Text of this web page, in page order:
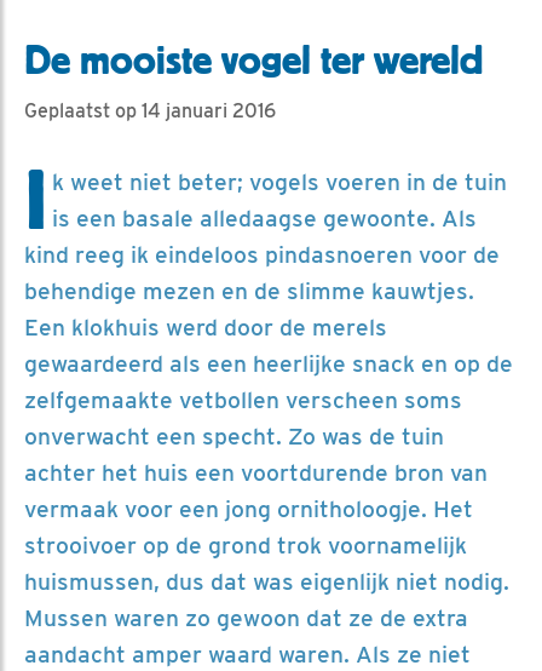
De mooiste vogel ter wereld
Geplaatst op 14 januari 2016
I k weet niet beter; vogels voeren in de tuin
is een basale alledaagse gewoonte. Als
kind reeg ik eindeloos pindasnoeren voor de
behendige mezen en de slimme kauwtjes.
Een klokhuis werd door de merels
gewaardeerd als een heerlijke snack en op de
zelfgemaakte vetbollen verscheen soms
onverwacht een specht. Zo was de tuin
achter het huis een voortdurende bron van
vermaak voor een jong ornitholoogje. Het
strooivoer op de grond trok voornamelijk
huismussen, dus dat was eigenlijk niet nodig.
Mussen waren zo gewoon dat ze de extra
aandacht amper waard waren. Als ze niet